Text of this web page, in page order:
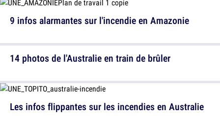
9 infos alarmantes sur l'incendie en Amazonie
Les infos flippantes sur les incendies en Australie
14 photos de l'Australie en train de brûler